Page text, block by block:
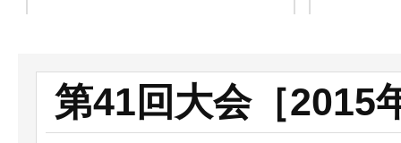
第41回大会［2015